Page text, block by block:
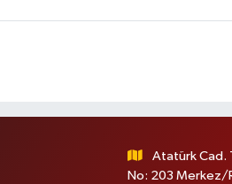
Atatürk Cad.
No: 203 Merkez/